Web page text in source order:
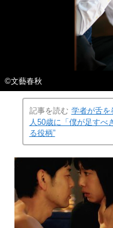
©文藝春秋
記事を読む 学者が舌
人50歳に「僕が足すべ
る役柄”